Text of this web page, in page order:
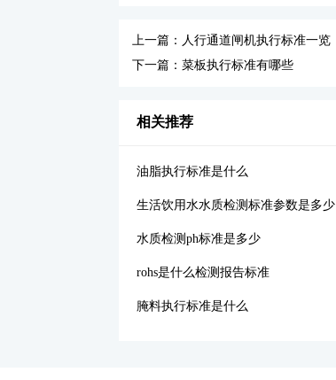
上一篇：人行通道闸机执行标准一览
下一篇：菜板执行标准有哪些
相关推荐
油脂执行标准是什么
生活饮用水水质检测标准参数是多少
水质检测ph标准是多少
rohs是什么检测报告标准
腌料执行标准是什么